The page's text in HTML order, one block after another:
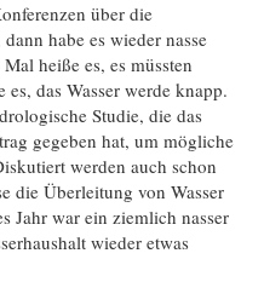
über die
habe es wieder nasse
heiße es, es müssten
das Wasser werde knapp.
Studie, die das
gegeben hat, um mögliche
werden auch schon
die Überleitung von Wasser
Jahr war ein ziemlich nasser
wieder etwas